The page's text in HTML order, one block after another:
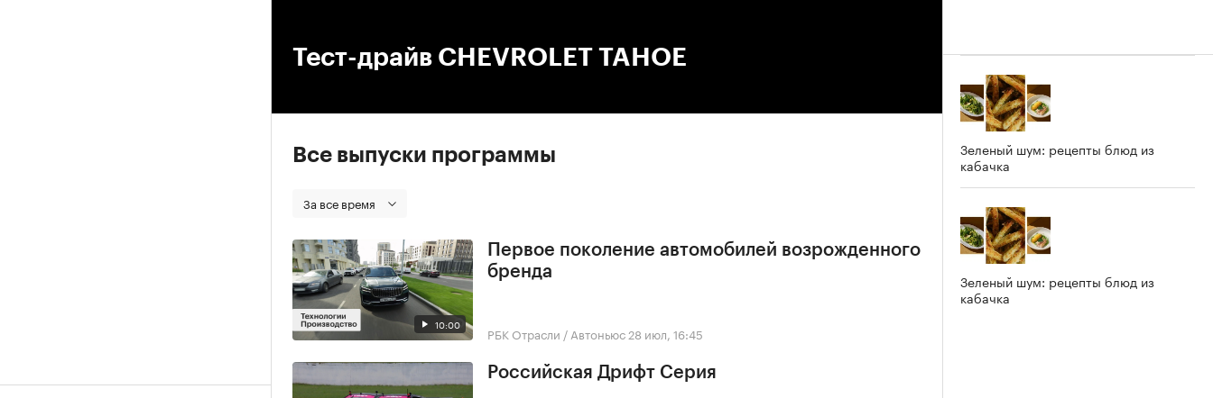
Тест-драйв CHEVROLET TAHOE
Все выпуски программы
За все время
10:00
Первое поколение автомобилей возрожденного
бренда
РБК Отрасли / Автоньюс 28 июл, 16:45
Российская Дрифт Серия
Зеленый шум: рецепты блюд из
кабачка
Зеленый шум: рецепты блюд из
кабачка